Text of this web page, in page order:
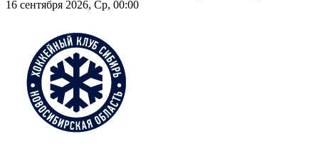
16 сентября 2026, Ср, 00:00